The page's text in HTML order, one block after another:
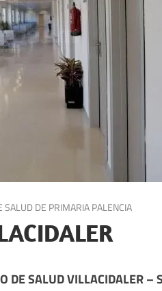
SALUD DE PRIMARIA PALENCIA
DE SALUD VILLACIDALER –